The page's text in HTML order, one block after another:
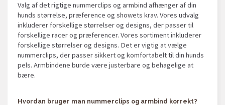
Valg af det rigtige nummerclips og armbind afhænger af din
hunds størrelse, præference og showets krav. Vores udvalg
inkluderer forskellige størrelser og designs, der passer til
forskellige racer og præferencer. Vores sortiment inkluderer
forskellige størrelser og designs. Det er vigtig at vælge
nummerclips, der passer sikkert og komfortabelt til din hunds
pels. Armbindene burde være justerbare og behagelige at
bære.
Hvordan bruger man nummerclips og armbind korrekt?